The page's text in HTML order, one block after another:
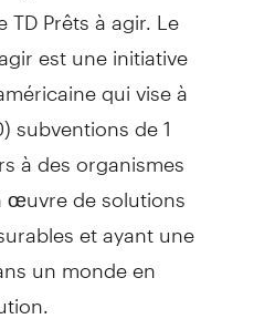
Prêts à agir. Le
est une initiative
qui vise à
subventions de 1
à des organismes
œuvre de solutions
et ayant une
un monde en